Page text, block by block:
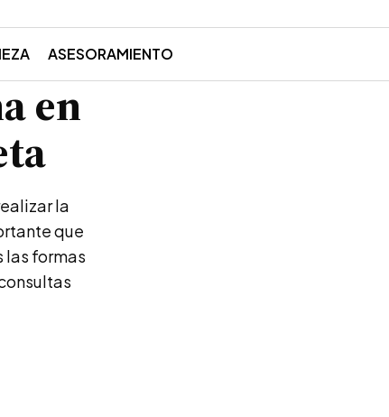
ASESORAMIENTO
en
la
que
las formas